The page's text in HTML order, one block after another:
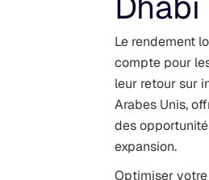
Le rendement
compte pour
leur retour sur
Arabes Unis,
des
expansion.
Optimiser votre